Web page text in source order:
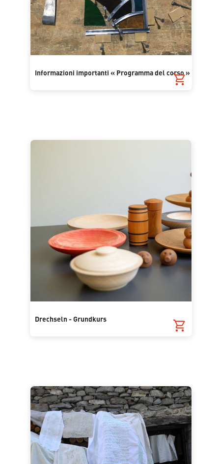
Informazioni importanti « Programma del corso »
Drechseln - Grundkurs